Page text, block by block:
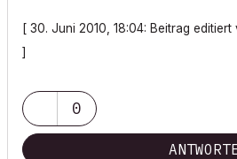
[ 30. Juni 2010, 18:04: Beitrag
]
0